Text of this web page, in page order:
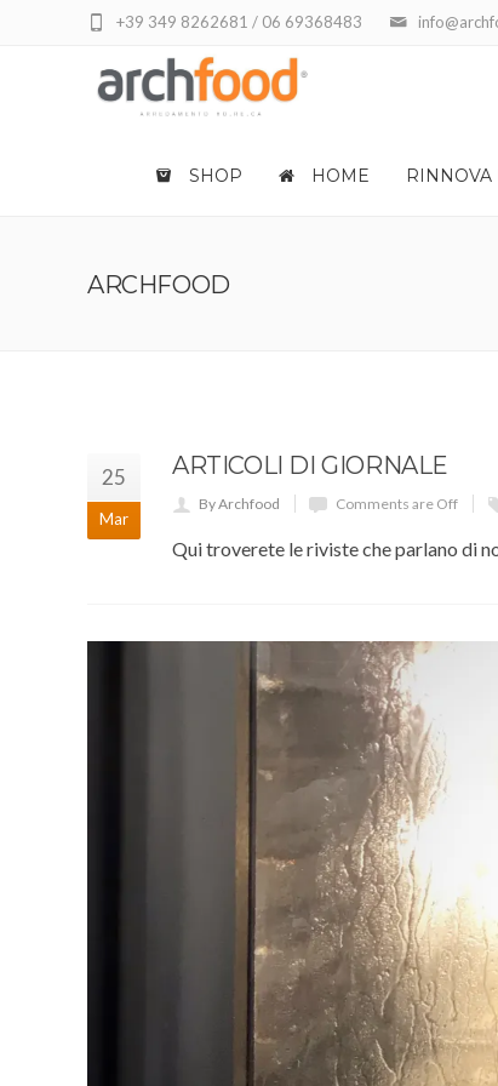
+39 349 8262681 / 06 69368483
SHOP HOME RINNOVA
ARCHFOOD
25
Mar
ARTICOLI DI GIORNALE
By Archfood Comments are Off
Qui troverete le riviste che parlano di